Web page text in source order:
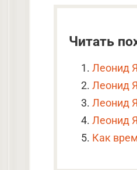
Читать
Леонид
Леонид
Леонид
Леонид
Как